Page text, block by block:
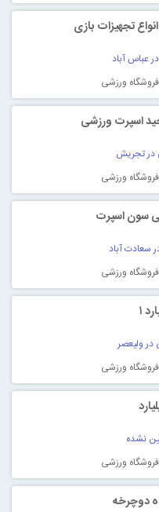
تجهیزات بازی
عباس آباد
فروشگاه ورزشی
اسپرت ورزشی
در تجریش
فروشگاه ورزشی
سون اسپرت
سعادت آباد
فروشگاه ورزشی
۱
در ولیعصر
فروشگاه ورزشی
نشده
فروشگاه ورزشی
دوچرخه